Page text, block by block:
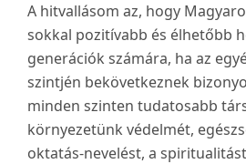
A hitvallásom az, hogy
sokkal pozitívabb és élhetőbb
generációk számára, ha az
szintjén bekövetkeznek
minden szinten tudatosabb
környezetünk védelmét,
oktatás-nevelést, a